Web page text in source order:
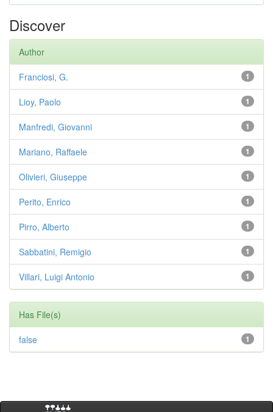
Discover
Author
1
Franciosi, G.
1
Lioy, Paolo
1
Manfredi, Giovanni
1
Mariano, Raffaele
1
Olivieri, Giuseppe
1
Perito, Enrico
1
Pirro, Alberto
1
Sabbatini, Remigio
1
Villari, Luigi Antonio
Has File(s)
1
false